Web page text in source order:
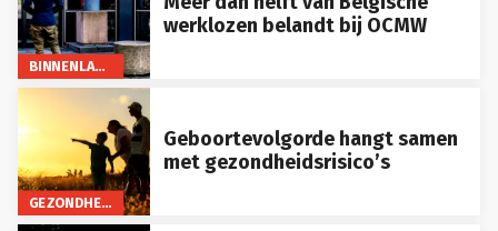
BINNENLAND
werklozen belandt bij OCMW
GEZONDHEID
Geboortevolgorde hangt samen
met gezondheidsrisico’s